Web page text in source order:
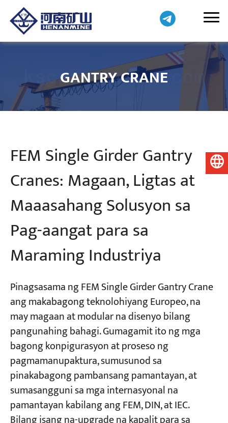
GANTRY CRANE
FEM Single Girder Gantry
Cranes: Magaan, Ligtas at
Maaasahang Solusyon sa
Pag-aangat para sa
Maraming Industriya
Pinagsasama ng FEM Single Girder Gantry Crane
ang makabagong teknolohiyang Europeo, na
may magaan at modular na disenyo bilang
pangunahing bahagi. Gumagamit ito ng mga
bagong konpigurasyon at proseso ng
pagmamanupaktura, sumusunod sa
pinakabagong pambansang pamantayan, at
sumasangguni sa mga internasyonal na
pamantayan kabilang ang FEM, DIN, at IEC.
Pilipino